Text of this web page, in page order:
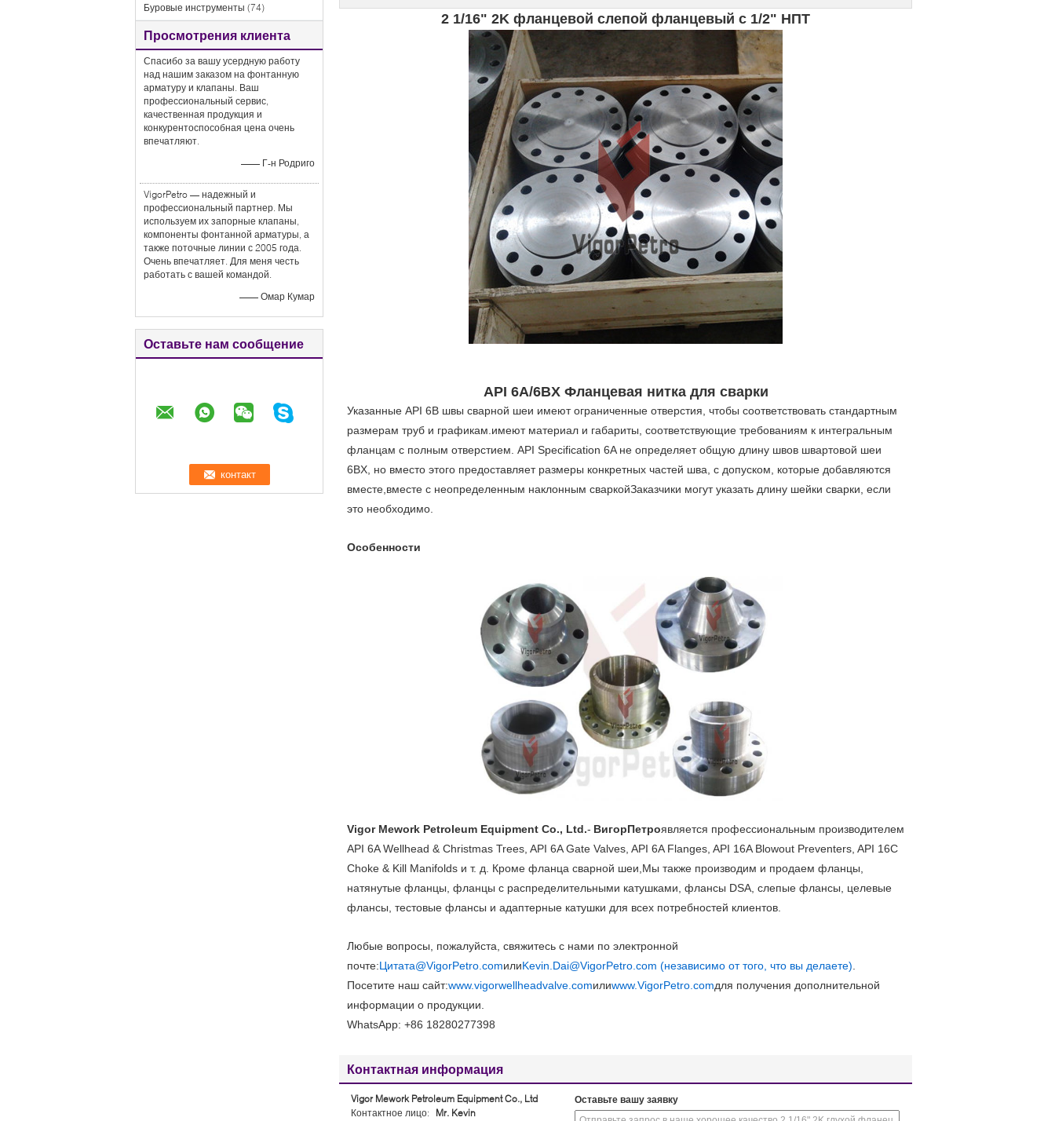
Буровые инструменты (74)
Просмотрения клиента
Спасибо за вашу усердную работу
над нашим заказом на фонтанную
арматуру и клапаны. Ваш
профессиональный сервис,
качественная продукция и
конкурентоспособная цена очень
впечатляют.
—— Г-н Родриго
VigorPetro — надежный и
профессиональный партнер. Мы
используем их запорные клапаны,
компоненты фонтанной арматуры, а
также поточные линии с 2005 года.
Очень впечатляет. Для меня честь
работать с вашей командой.
—— Омар Кумар
Оставьте нам сообщение
2 1/16" 2K фланцевой слепой фланцевый с 1/2" НПТ
API 6A/6BX Фланцевая нитка для сварки
Указанные API 6B швы сварной шеи имеют ограниченные отверстия, чтобы соответствовать стандартным
размерам труб и графикам.имеют материал и габариты, соответствующие требованиям к интегральным
фланцам с полным отверстием. API Specification 6A не определяет общую длину швов швартовой шеи
6BX, но вместо этого предоставляет размеры конкретных частей шва, с допуском, которые добавляются
вместе,вместе с неопределенным наклонным сваркойЗаказчики могут указать длину шейки сварки, если
это необходимо.
Особенности
Vigor Mework Petroleum Equipment Co., Ltd.- ВигорПетроявляется профессиональным производителем
API 6A Wellhead & Christmas Trees, API 6A Gate Valves, API 6A Flanges, API 16A Blowout Preventers, API 16C
Choke & Kill Manifolds и т. д. Кроме фланца сварной шеи,Мы также производим и продаем фланцы,
натянутые фланцы, фланцы с распределительными катушками, флансы DSA, слепые флансы, целевые
флансы, тестовые флансы и адаптерные катушки для всех потребностей клиентов.
Любые вопросы, пожалуйста, свяжитесь с нами по электронной
почте:Цитата@VigorPetro.comилиKevin.Dai@VigorPetro.com (независимо от того, что вы делаете)
Посетите наш сайт:www.vigorwellheadvalve.comилиwww.VigorPetro.comдля получения дополнительной
информации о продукции.
WhatsApp: +86 18280277398
Контактная информация
Vigor Mework Petroleum Equipment Co., Ltd
Контактное лицо:
Mr. Kevin
Оставьте вашу заявку